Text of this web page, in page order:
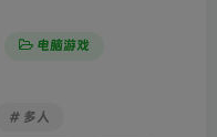
电脑游戏
# 多人